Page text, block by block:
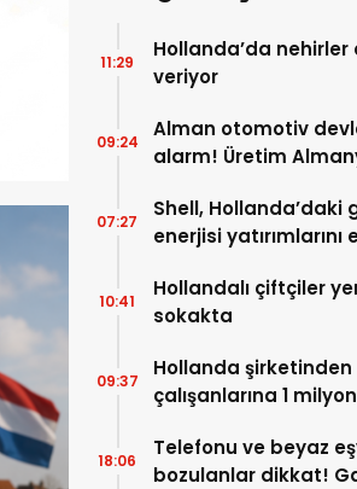
Hollanda’da nehirler
veriyor
11:29
Alman otomotiv
alarm! Üretim
09:24
Shell, Hollanda’daki
enerjisi yatırımlarını
07:27
Hollandalı çiftçiler
sokakta
10:41
Hollanda şirketinden
çalışanlarına 1
09:37
Telefonu ve beyaz
bozulanlar dikkat!
18:06